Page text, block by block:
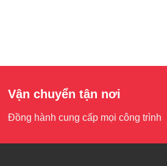
Vận chuyển tận nơi
Đồng hành cung cấp mọi công trình